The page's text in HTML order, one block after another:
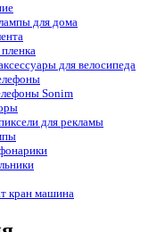
для дома
для велосипеда
Sonim
для рекламы
кран машина